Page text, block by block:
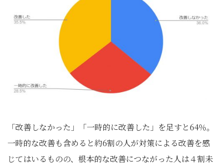
「改善しなかった」「一時的に改善した」を足すと64％。
一時的な改善も含めると約6割の人が対策による改善を感
じてはいるものの、根本的な改善につながった人は４割未